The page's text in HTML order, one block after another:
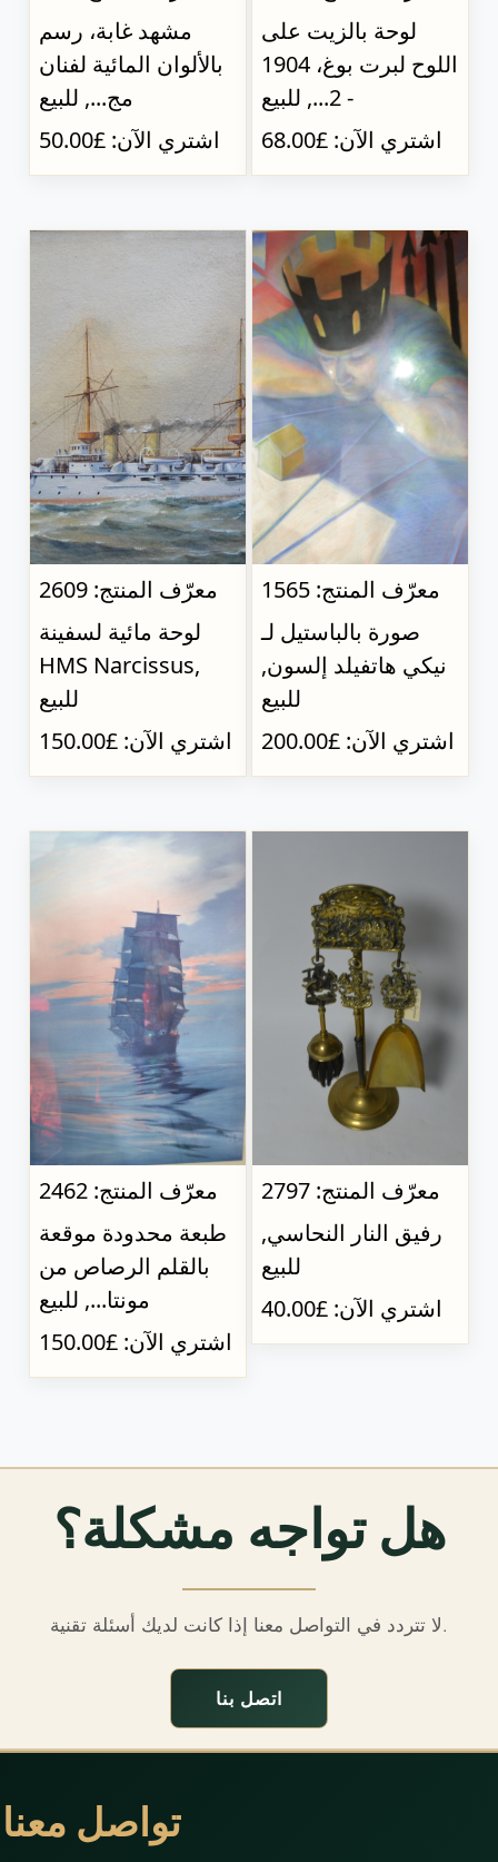
مشهد غابة، رسم
بالألوان المائية لفنان
مج..., للبيع
اشتري الآن: £50.00
لوحة بالزيت على
اللوح لبرت بوغ، 1904
- 2..., للبيع
اشتري الآن: £68.00
معرّف المنتج: 2609
لوحة مائية لسفينة
HMS Narcissus,
للبيع
اشتري الآن: £150.00
معرّف المنتج: 1565
صورة بالباستيل لـ
نيكي هاتفيلد إلسون,
للبيع
اشتري الآن: £200.00
معرّف المنتج: 2462
طبعة محدودة موقعة
بالقلم الرصاص من
مونتا..., للبيع
اشتري الآن: £150.00
معرّف المنتج: 2797
رفيق النار النحاسي,
للبيع
اشتري الآن: £40.00
هل تواجه مشكلة؟
لا تتردد في التواصل معنا إذا كانت لديك أسئلة تقنية.
اتصل بنا
تواصل معنا